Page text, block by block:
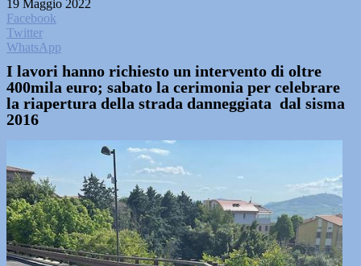
19 Maggio 2022
Facebook
Twitter
WhatsApp
I lavori hanno richiesto un intervento di oltre
400mila euro; sabato la cerimonia per celebrare
la riapertura della strada danneggiata dal sisma
2016